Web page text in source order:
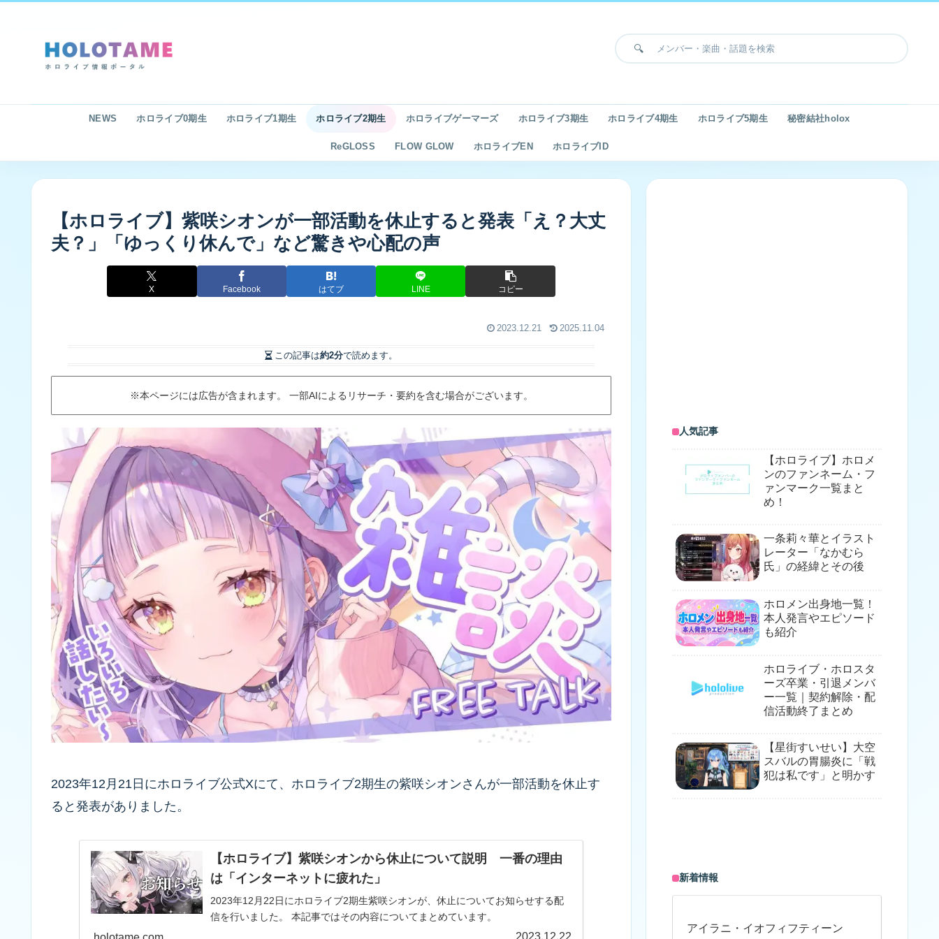
NEWS ホロライブ0期生 ホロライブ1期生 ホロライブ2期生 ホロライブゲーマーズ ホロライブ3期生 ホロライブ4期生 ホロライブ5期生 秘密結社holox
ReGLOSS FLOW GLOW ホロライブEN ホロライブID
【ホロライブ】紫咲シオンが一部活動を休止すると発表「え？大丈
夫？」「ゆっくり休んで」など驚きや心配の声
X Facebook はてブ LINE コピー
2023.12.21 2025.11.04
この記事は約2分で読めます。
※本ページには広告が含まれます。 一部AIによるリサーチ・要約を含む場合がございます。
2023年12月21日にホロライブ公式Xにて、ホロライブ2期生の紫咲シオンさんが一部活動を休止す
ると発表がありました。
【ホロライブ】紫咲シオンから休止について説明 一番の理由
は「インターネットに疲れた」
2023年12月22日にホロライブ2期生紫咲シオンが、休止についてお知らせする配
信を行いました。 本記事ではその内容についてまとめています。
2023.12.22
人気記事
【ホロライブ】ホロメ
ンのファンネーム・フ
ァンマーク一覧まと
め！
一条莉々華とイラスト
レーター「なかむら
氏」の経緯とその後
ホロメン出身地一覧！
本人発言やエピソード
も紹介
ホロライブ・ホロスタ
ーズ卒業・引退メンバ
ー一覧｜契約解除・配
信活動終了まとめ
【星街すいせい】大空
スバルの胃腸炎に「戦
犯は私です」と明かす
新着情報
アイラニ・イオフィフティーン